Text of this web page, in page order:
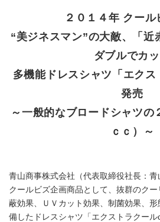
２０１４年 クール
“美ジネスマン”の大敵、「近
ダブルでカ
多機能ドレスシャツ「エク
発売
～一般的なブロードシャツの
ｃｃ）～
青山商事株式会社（代表取締役社長：
クールビズ企画商品として、抜群のク
蔽効果、ＵＶカット効果、制菌効果、
備したドレスシャツ「エクストラクー